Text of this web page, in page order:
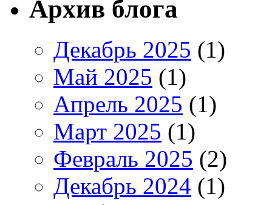
Архив блога
Декабрь 2025 (1)
Май 2025 (1)
Апрель 2025 (1)
Март 2025 (1)
Февраль 2025 (2)
Декабрь 2024 (1)